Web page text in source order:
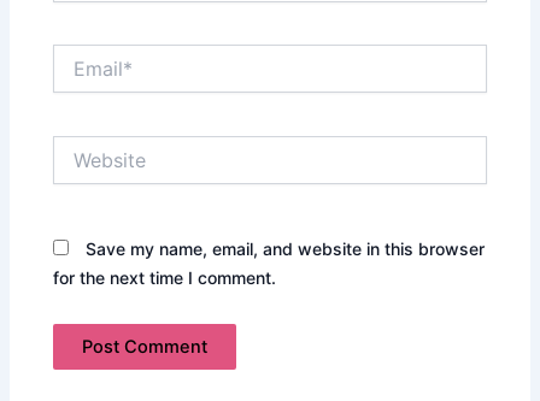
Save my name, email, and website in this browser
for the next time I comment.